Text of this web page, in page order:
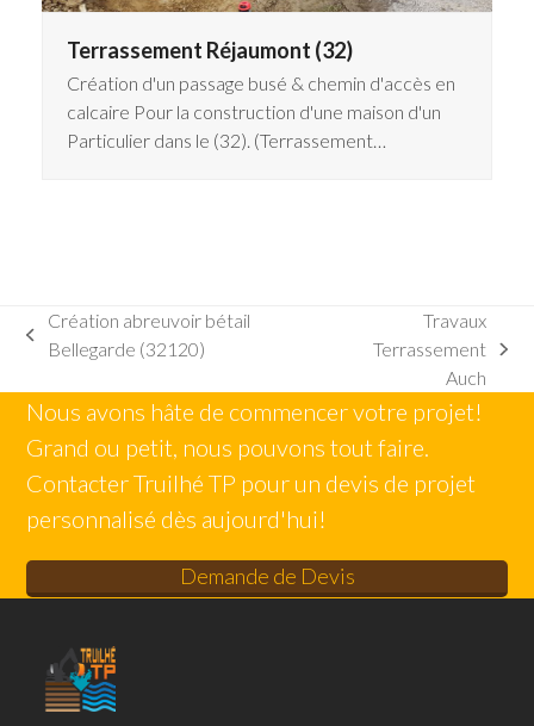
Terrassement Réjaumont (32)
Création d'un passage busé & chemin d'accès en
calcaire Pour la construction d'une maison d'un
Particulier dans le (32). (Terrassement…
previous
Création abreuvoir bétail
Bellegarde (32120)
post:
Travaux
Terrassement
Auch
Nous avons hâte de commencer votre projet!
Grand ou petit, nous pouvons tout faire.
Contacter Truilhé TP pour un devis de projet
personnalisé dès aujourd'hui!
Demande de Devis